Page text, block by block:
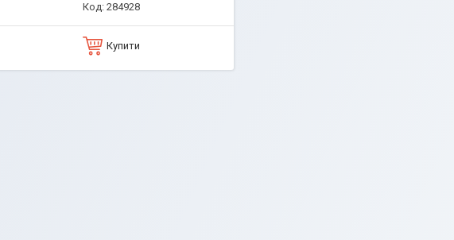
284928
Купити